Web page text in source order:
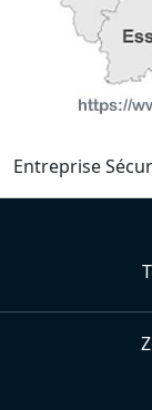
Entreprise